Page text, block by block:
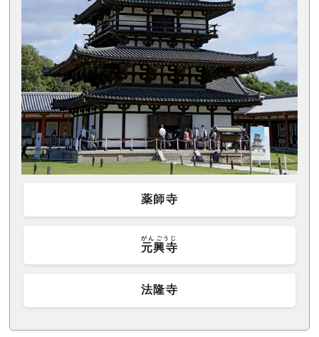
薬師寺
元興寺
がんごうじ
法隆寺